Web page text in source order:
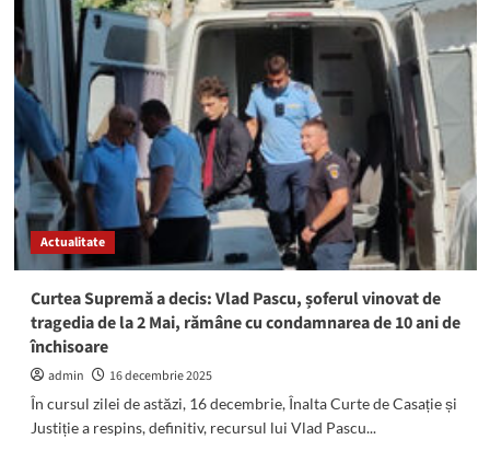
Radu,
față
în
față
magistrații
Curții
Supreme:
Primarul
suspendat,
prezent
azi
în
dosare
la
ÎCCJ
Actualitate
Curtea Supremă a decis: Vlad Pascu, șoferul vinovat de
tragedia de la 2 Mai, rămâne cu condamnarea de 10 ani de
închisoare
admin
16 decembrie 2025
În cursul zilei de astăzi, 16 decembrie, Înalta Curte de Casație și
Justiție a respins, definitiv, recursul lui Vlad Pascu...